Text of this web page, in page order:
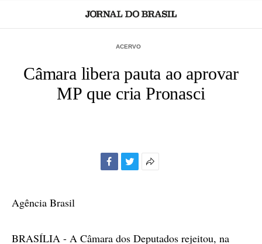
ACERVO
Câmara libera pauta ao aprovar
MP que cria Pronasci
Agência Brasil
BRASÍLIA - A Câmara dos Deputados rejeitou, na